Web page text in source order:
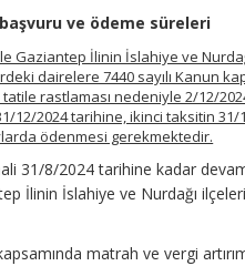
ve ödeme süreleri
Gaziantep İlinin İslahiye ve
dairelere 7440 sayılı Kanun
rastlaması nedeniyle 2/12/
12/2024 tarihine, ikinci taksitin 31/
ödenmesi gerekmektedir.
31/8/2024 tarihine kadar
İlinin İslahiye ve Nurdağı
matrah ve vergi